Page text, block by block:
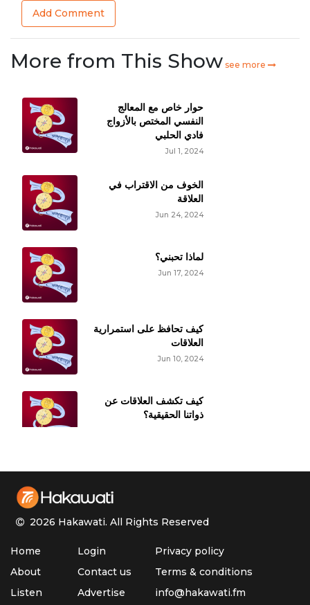
Add Comment
More from This Show see more
حوار خاص مع المعالج
النفسي المختص بالأزواج
فادي الحلبي
Jul 1, 2024
الخوف من الاقتراب في
العلاقة
Jun 24, 2024
لماذا تحبني؟
Jun 17, 2024
كيف تحافظ على استمرارية
العلاقات
Jun 10, 2024
كيف تكشف العلاقات عن
ذواتنا الحقيقية؟
العلاقة من مسافة بعيدة
الجوانب الإيجابية للحرقصة
2026 Hakawati. All Rights Reserved
Home
About
Listen
Login
Contact us
Advertise
Privacy policy
Terms & conditions
info@hakawati.fm